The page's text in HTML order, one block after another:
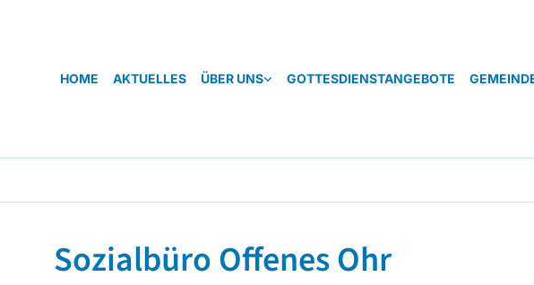
HOME AKTUELLES ÜBER UNS GOTTESDIENSTANGEBOTE
Sozialbüro Offenes Ohr